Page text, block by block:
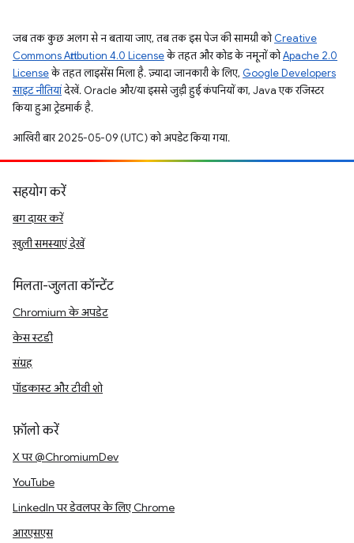
जब तक कुछ अलग से न बताया जाए, तब तक इस पेज की सामग्री कोCreative
Commons Attribution 4.0 Licenseके तहत और कोड के नमूनों कोApache 2.0
Licenseके तहत लाइसेंस मिला है. ज़्यादा जानकारी के लिए, Google Developers
साइट नीतियांदेखें. Oracle और/या इससे जुड़ी हुई कंपनियों का, Java एक रजिस्टर
किया हुआ ट्रेडमार्क है.
आखिरी बार 2025-05-09 (UTC) को अपडेट किया गया.
सहयोग करें
बग दायर करें
खुली समस्याएं देखें
मिलता-जुलता कॉन्टेंट
Chromium के अपडेट
केस स्टडी
संग्रह
पॉडकास्ट और टीवी शो
फ़ॉलो करें
X पर @ChromiumDev
YouTube
LinkedIn पर डेवलपर के लिए Chrome
आरएसएस